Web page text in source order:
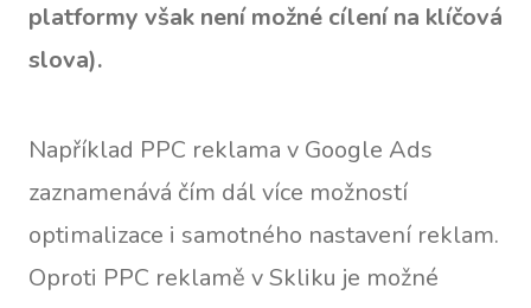
platformy však není možné cílení na klíčová
slova).
Například PPC reklama v Google Ads
zaznamenává čím dál více možností
optimalizace i samotného nastavení reklam.
Oproti PPC reklamě v Skliku je možné